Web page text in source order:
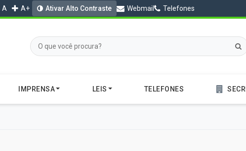
A A+ Ativar Alto Contraste Webmail Telefones
IMPRENSA LEIS TELEFONES